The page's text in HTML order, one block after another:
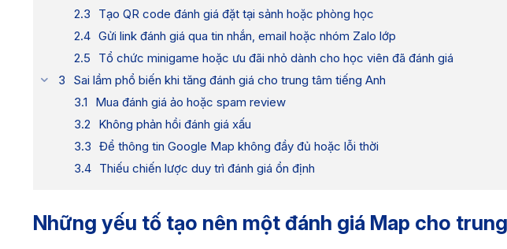
Tạo QR code đánh giá đặt tại sảnh hoặc phòng học
Gửi link đánh giá qua tin nhắn, email hoặc nhóm Zalo lớp
Tổ chức minigame hoặc ưu đãi nhỏ dành cho học viên đã đánh giá
Sai lầm phổ biến khi tăng đánh giá cho trung tâm tiếng Anh
Mua đánh giá ảo hoặc spam review
Không phản hồi đánh giá xấu
Để thông tin Google Map không đầy đủ hoặc lỗi thời
Thiếu chiến lược duy trì đánh giá ổn định
Những yếu tố tạo nên một đánh giá Map cho